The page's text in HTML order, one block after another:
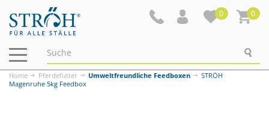
0 0
Navigation
ein-/ausblenden
Home Pferdefutter Umweltfreundliche Feedboxen
STRÖH
Magenruhe 5kg Feedbox